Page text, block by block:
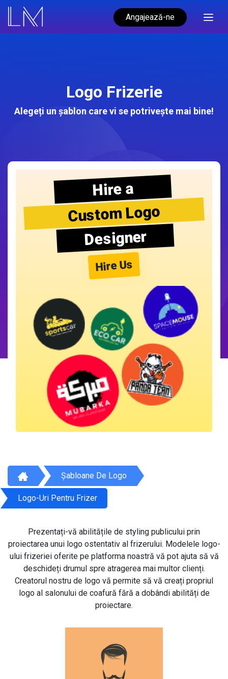
Angajează-ne
Logo Frizerie
Alegeți un șablon care vi se potrivește mai bine!
Hire a
Custom Logo
Designer
Hire Us
Șabloane De Logo
Logo-Uri Pentru Frizer
Prezentați-vă abilitățile de styling publicului prin
proiectarea unui logo ostentativ al frizerului. Modelele logo-
ului frizeriei oferite pe platforma noastră vă pot ajuta să vă
deschideți drumul spre atragerea mai multor clienți.
Creatorul nostru de logo vă permite să vă creați propriul
logo al salonului de coafură fără a dobândi abilități de
proiectare.